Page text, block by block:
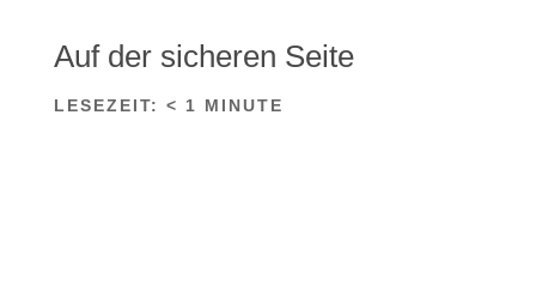
Auf der sicheren Seite
LESEZEIT: < 1 MINUTE